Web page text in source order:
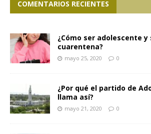
COMENTARIOS RECIENTES
¿Cómo ser adolescente
cuarentena?
mayo 25, 2020 0
¿Por qué el partido de
llama así?
mayo 21, 2020 0